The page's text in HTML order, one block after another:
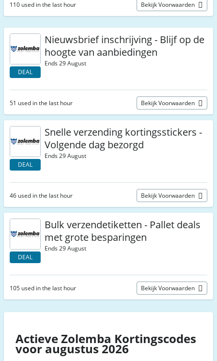
110 used in the last hour Bekijk Voorwaarden
DEAL
Nieuwsbrief inschrijving - Blijf op de
hoogte van aanbiedingen
Ends 29 August
51 used in the last hour Bekijk Voorwaarden
DEAL
Snelle verzending kortingsstickers -
Volgende dag bezorgd
Ends 29 August
46 used in the last hour Bekijk Voorwaarden
DEAL
Bulk verzendetiketten - Pallet deals
met grote besparingen
Ends 29 August
105 used in the last hour Bekijk Voorwaarden
Actieve Zolemba Kortingscodes
voor augustus 2026